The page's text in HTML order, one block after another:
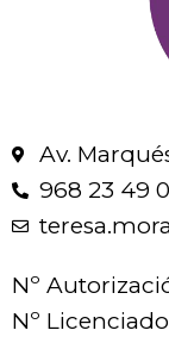
Av.
968 23 49
Nº
Nº